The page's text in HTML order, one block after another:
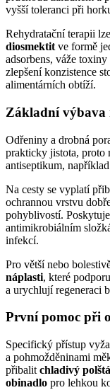
vyšší toleranci při
Rehydratační terapii
diosmektit ve formě
adsorbens, váže
zlepšení konzistence
alimentárních obtíží.
Základní výbava
Odřeniny a drobná
prakticky jistota, proto
antiseptikum,
Na cesty se vyplatí
ochrannou vrstvu
pohyblivostí.
antimikrobiálním
infekcí.
Pro větší nebo
náplasti, které
a urychlují regeneraci
První pomoc při
Specifický přístup
a pohmožděninami
přibalit chladivý
obinadlo pro lehkou